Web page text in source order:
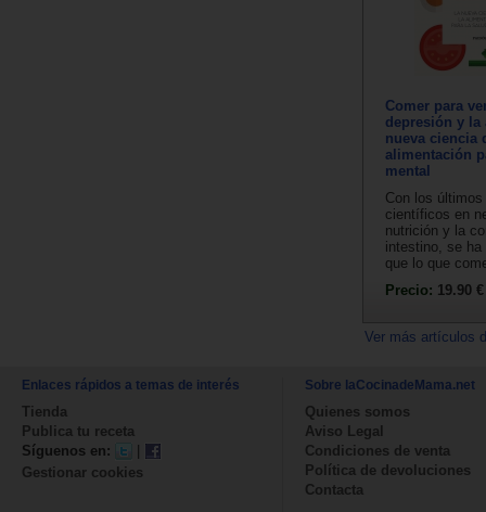
Comer para
depresión y la
nueva ciencia
alimentación
mental
Con los
científicos en
nutrición y la
intestino, se ha
que lo que
Precio: 19.90 €
Ver más artículos
Enlaces rápidos a temas de interés
Tienda
Publica tu receta
Síguenos en:
|
Gestionar cookies
Sobre laCocinadeMama.net
Quienes somos
Aviso Legal
Condiciones de venta
Política de devoluciones
Contacta